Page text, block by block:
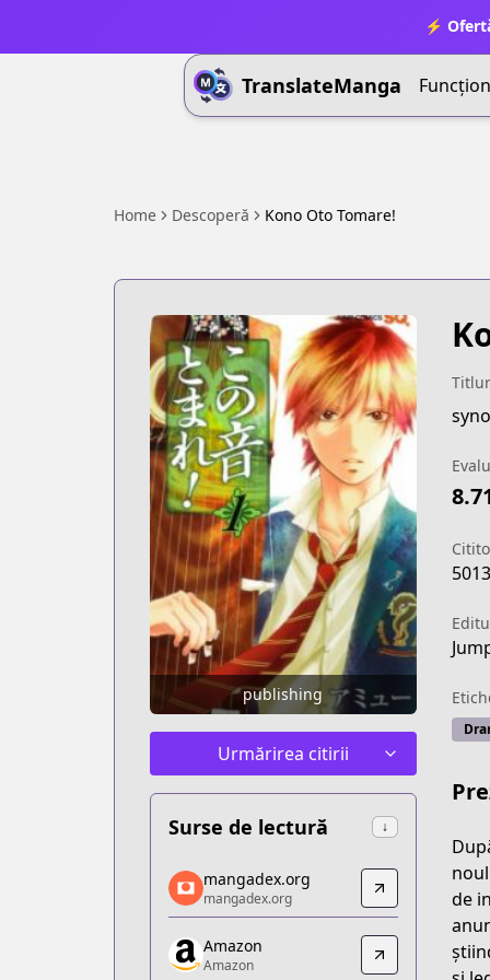
⚡
TranslateManga
Home Descoperă Kono Oto Tomare!
publishing
Urmărirea citirii
Surse de lectură ↓
mangadex.org
mangadex.org
https://mangadex.org/title/df9be021-
Amazon
mangadex.org
mangadex.org
Amazon
Amazon
de